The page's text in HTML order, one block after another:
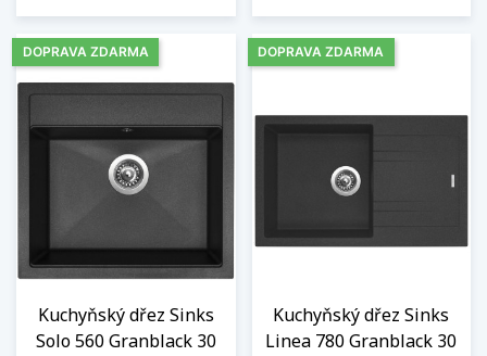
Kuchyňský dřez Sinks
Solo 560 Granblack 30
DOPRAVA ZDARMA
Kuchyňský dřez Sinks
Linea 780 Granblack 30
DOPRAVA ZDARMA